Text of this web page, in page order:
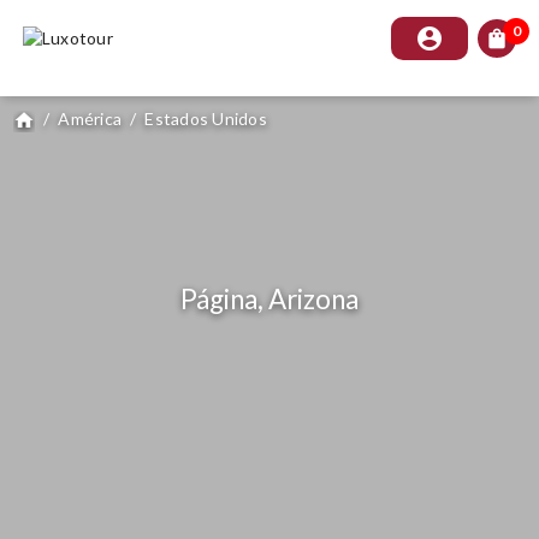
account_circle shopping_bag 0
home / América / Estados Unidos
Página, Arizona